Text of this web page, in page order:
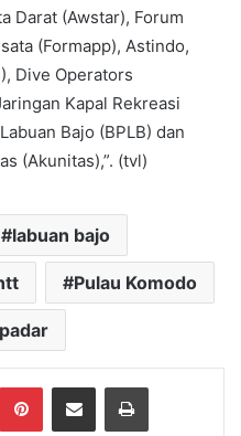
Darat (Awstar), Forum
(Formapp), Astindo,
Dive Operators
Kapal Rekreasi
Bajo (BPLB) dan
(Akunitas),”. (tvl)
labuan bajo
Pulau Komodo
PinterestShare via Email Print